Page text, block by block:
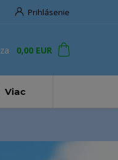
Prihlásenie
za 0,00 EUR
Viac